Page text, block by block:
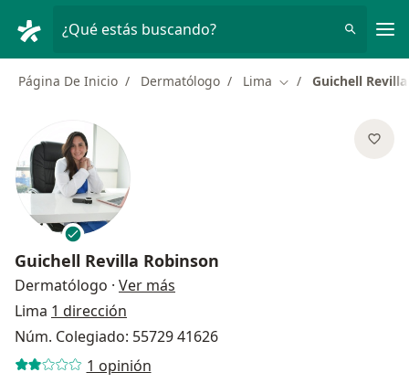
¿Qué estás buscando?
Página De Inicio Dermatólogo Lima Cambiar de ciudad
Guichell
Guichell Revilla Robinson
Dermatólogo · Ver más
Lima 1 dirección
Núm. Colegiado: 55729 41626
1 opinión